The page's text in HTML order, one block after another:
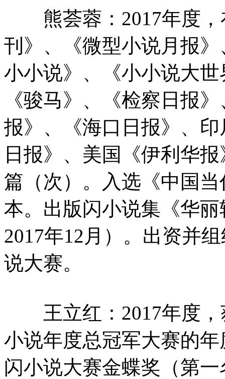
熊荟蓉：2017年度，
刊》、《微型小说月报
小小说》、《小小说大
《骏马》、《检察日报
报》、《海口日报》、
日报》、美国《伊利华
篇（次）。入选《中国
本。出版闪小说集《华
2017年12月）。出资并
说大赛。
王立红：2017年度，
小说年度总冠军大赛的
闪小说大赛金蝶奖（第